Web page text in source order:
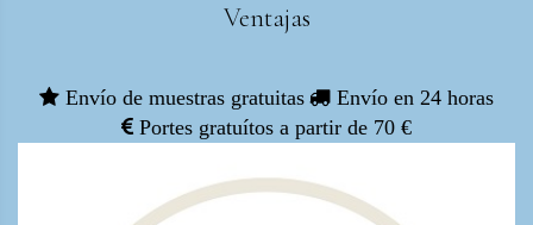
Ventajas
Envío de muestras gratuitas
Envío en 24 horas
Portes gratuítos a partir de 70 €